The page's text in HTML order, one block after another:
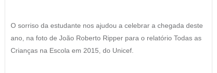
O sorriso da estudante nos ajudou a celebrar a chegada deste
ano, na foto de João Roberto Ripper para o relatório Todas as
Crianças na Escola em 2015, do Unicef.